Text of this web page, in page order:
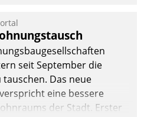
seit September die
tauschen. Das neue
eine bessere
der Stadt. Erster